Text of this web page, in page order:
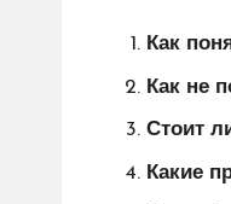
Как
Как не
Стоит
Какие